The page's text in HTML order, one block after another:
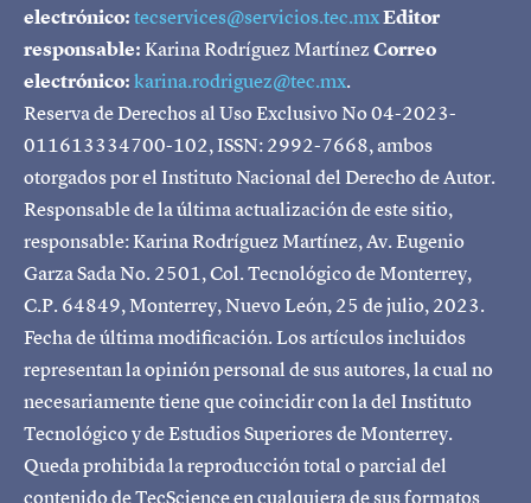
electrónico:tecservices@servicios.tec.mxEditor
responsable:Karina Rodríguez MartínezCorreo
electrónico:karina.rodriguez@tec.mx.
Reserva de Derechos al Uso Exclusivo No 04-2023-
011613334700-102, ISSN: 2992-7668, ambos
otorgados por el Instituto Nacional del Derecho de Autor.
Responsable de la última actualización de este sitio,
responsable: Karina Rodríguez Martínez, Av. Eugenio
Garza Sada No. 2501, Col. Tecnológico de Monterrey,
C.P. 64849, Monterrey, Nuevo León, 25 de julio, 2023.
Fecha de última modificación. Los artículos incluidos
representan la opinión personal de sus autores, la cual no
necesariamente tiene que coincidir con la del Instituto
Tecnológico y de Estudios Superiores de Monterrey.
Queda prohibida la reproducción total o parcial del
contenido de TecScience en cualquiera de sus formatos